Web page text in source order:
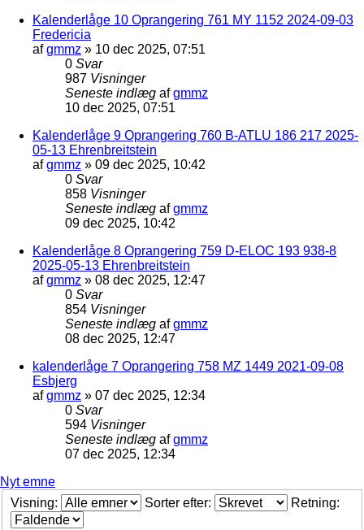
Kalenderlåge 10 Oprangering 761 MY 1152 2024-09-03
Fredericia
afgmmz » 10 dec 2025, 07:51
0 Svar
987 Visninger
Seneste indlæg afgmmz
10 dec 2025, 07:51
Kalenderlåge 9 Oprangering 760 B-ATLU 186 217 2025-
05-13 Ehrenbreitstein
afgmmz » 09 dec 2025, 10:42
0 Svar
858 Visninger
Seneste indlæg afgmmz
09 dec 2025, 10:42
Kalenderlåge 8 Oprangering 759 D-ELOC 193 938-8
2025-05-13 Ehrenbreitstein
afgmmz » 08 dec 2025, 12:47
0 Svar
854 Visninger
Seneste indlæg afgmmz
08 dec 2025, 12:47
kalenderlåge 7 Oprangering 758 MZ 1449 2021-09-08
Esbjerg
afgmmz » 07 dec 2025, 12:34
0 Svar
594 Visninger
Seneste indlæg afgmmz
07 dec 2025, 12:34
Nyt emne
Visning:
Sorter efter: Retning: